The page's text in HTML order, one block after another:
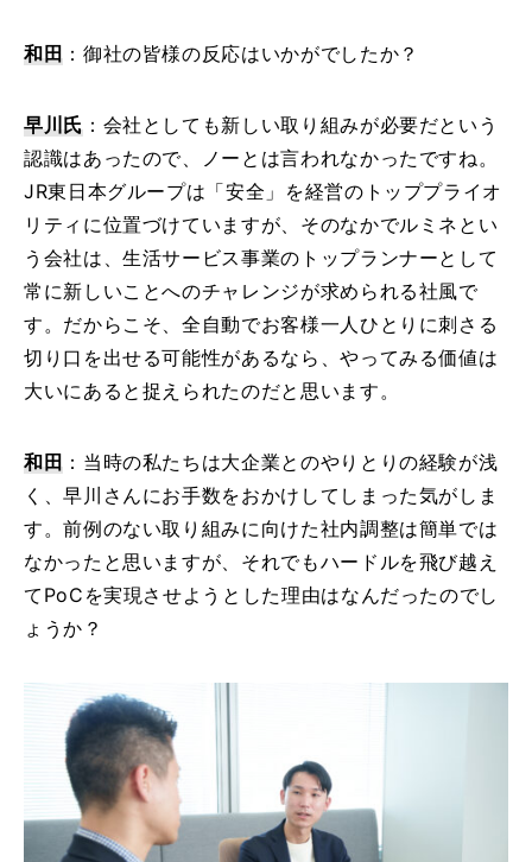
和田 ：御社の皆様の反応はいかがでしたか？
早川氏：会社としても新しい取り組みが必要だという
認識はあったので、ノーとは言われなかったですね。
JR東日本グループは「安全」を経営のトッププライオ
リティに位置づけていますが、そのなかでルミネとい
う会社は、生活サービス事業のトップランナーとして
常に新しいことへのチャレンジが求められる社風で
す。だからこそ、全自動でお客様一人ひとりに刺さる
切り口を出せる可能性があるなら、やってみる価値は
大いにあると捉えられたのだと思います。
和田 ：当時の私たちは大企業とのやりとりの経験が浅
く、早川さんにお手数をおかけしてしまった気がしま
す。前例のない取り組みに向けた社内調整は簡単では
なかったと思いますが、それでもハードルを飛び越え
てPoCを実現させようとした理由はなんだったのでし
ょうか？